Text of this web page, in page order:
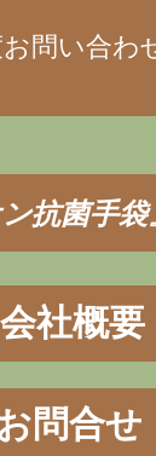
問い合わ
ン抗菌手
会社概要
問合せ